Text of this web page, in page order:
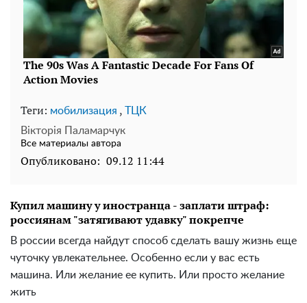
Теги: мобилизация ,
ТЦК
Вікторія Паламарчук
Все материалы автора
Опубликовано: 09.12 11:44
Купил машину у иностранца - заплати штраф:
россиянам "затягивают удавку" покрепче
В россии всегда найдут способ сделать вашу жизнь еще
чуточку увлекательнее. Особенно если у вас есть
машина. Или желание ее купить. Или просто желание
жить